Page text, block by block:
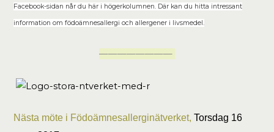
Facebook-sidan når du här i högerkolumnen. Där kan du hitta intressant
information om födoämnesallergi och allergener i livsmedel.
————————
Nästa möte i Födoämnesallerginätverket, Torsdag 16